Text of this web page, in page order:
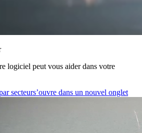
logiciel peut vous aider dans votre
secteurs’ouvre dans un nouvel onglet